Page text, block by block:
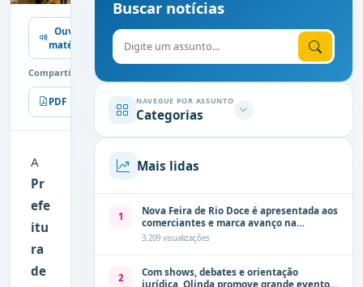
Ouvir
matéria
Compartilhe
PDF Imprimir
A
Pr
efe
itu
ra
de
Buscar notícias
Digite o assunto
NAVEGUE POR ASSUNTO
Categorias
Mais lidas
1
Nova Feira de Rio Doce é apresentada aos
comerciantes e marca avanço na
modernização dos espaços públicos de
3.209 visualizações
2
Com shows, debates e orientação
jurídica, Olinda promove grande evento